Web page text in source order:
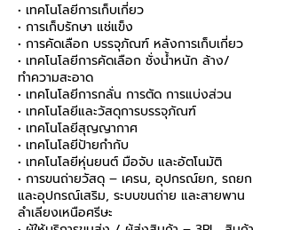
• เทคโนโลยีการเก็บเกี่ยว
• การเก็บรักษา แช่แข็ง
• การคัดเลือก บรรจุภัณฑ์ หลังการเก็บเกี่ยว
• เทคโนโลยีการคัดเลือก ชั่งน้ำหนัก ล้าง/
ทำความสะอาด
• เทคโนโลยีการกลั่น การตัด การแบ่งส่วน
• เทคโนโลยีและวัสดุการบรรจุภัณฑ์
• เทคโนโลยีสุญญากาศ
• เทคโนโลยีป้ายกำกับ
• เทคโนโลยีหุ่นยนต์ มือจับ และอัตโนมัติ
• การขนถ่ายวัสดุ – เครน, อุปกรณ์ยก, รถยก
และอุปกรณ์เสริม, ระบบขนถ่าย และสายพาน
ลำเลียงเหนือศรีษะ